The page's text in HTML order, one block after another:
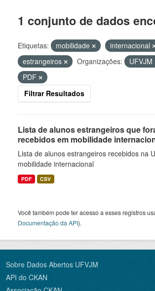
1 conjunto de dados
Etiquetas: mobilidade
internacional
estrangeiros
Organizações: UFVJM
PDF
Filtrar Resultados
Lista de alunos estrangeiros que
recebidos em mobilidade
Lista de alunos estrangeiros recebidos na
mobilidade internacional
PDF CSV
Você também pode ter acesso a esses registros
Documentação da API).
Sobre Dados Abertos UFVJM
API do CKAN